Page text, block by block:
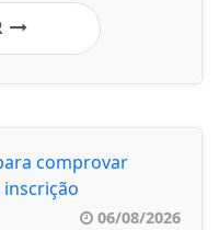
06/08/2026